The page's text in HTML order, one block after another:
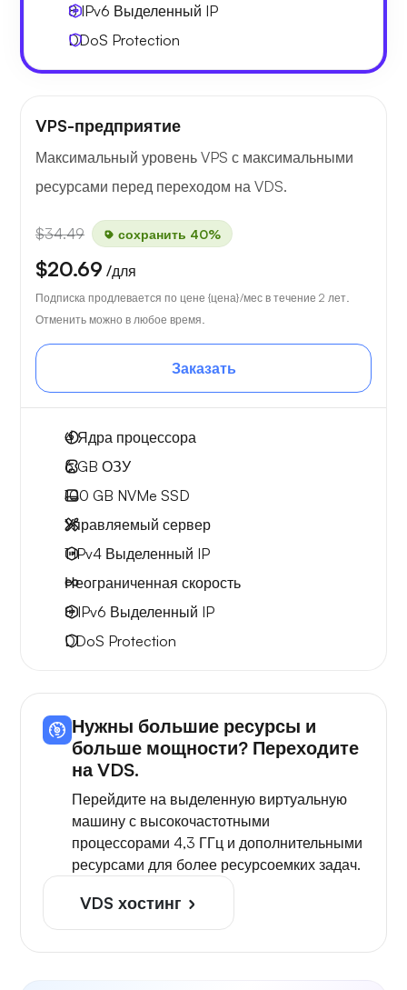
8 IPv6 Выделенный IP
DDoS Protection
VPS-предприятие
Максимальный уровень VPS с максимальными
ресурсами перед переходом на VDS.
$34.49 сохранить 40%
$20.69 /для
Подписка продлевается по цене {цена}/мес в течение 2 лет.
Отменить можно в любое время.
Заказать
4Ядра процессора
6 GB ОЗУ
100 GB NVMe SSD
Управляемый сервер
1 IPv4 Выделенный IP
Неограниченная скорость
8 IPv6 Выделенный IP
DDoS Protection
Нужны большие ресурсы и
больше мощности? Переходите
на VDS.
Перейдите на выделенную виртуальную
машину с высокочастотными
процессорами 4,3 ГГц и дополнительными
ресурсами для более ресурсоемких задач.
VDS хостинг